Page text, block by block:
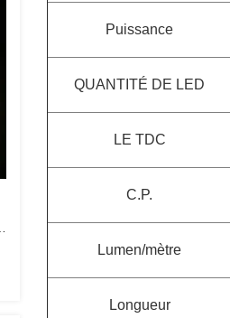
Puissance
QUANTITÉ DE LED
LE TDC
C.P.
Lumen/mètre
Longueur